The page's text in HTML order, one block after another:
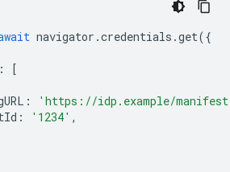
navigator .credentials .get({
:
[
:
'https://idp.example/
: '1234' ,